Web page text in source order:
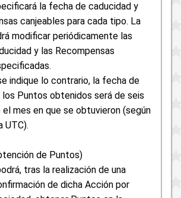
la fecha de caducidad y
canjeables para cada tipo. La
modificar periódicamente las
y las Recompensas
indique lo contrario, la fecha de
Puntos obtenidos será de seis
mes en que se obtuvieron (según
UTC).
de Puntos)
tras la realización de una
de dicha Acción por